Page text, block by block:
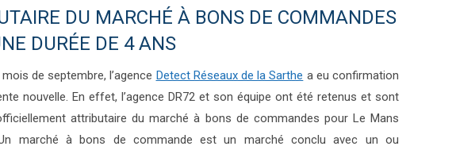
DU MARCHÉ À BONS DE COMMANDES
DURÉE DE 4 ANS
de septembre, l’agence Detect Réseaux de la Sarthe a eu confirmation
nouvelle. En effet, l’agence DR72 et son équipe ont été retenus et sont
attributaire du marché à bons de commandes pour Le Mans
marché à bons de commande est un marché conclu avec un ou